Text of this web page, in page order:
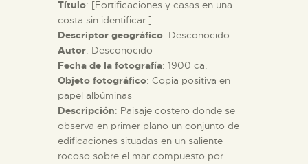
DIDÁCTICA
ESPAÑOL
Título: [Fortificaciones y casas en una
costa sin identificar.]
Descriptor geográfico: Desconocido
Autor: Desconocido
Fecha de la fotografía: 1900 ca.
Objeto fotográfico: Copia positiva en
papel albúminas
Descripción: Paisaje costero donde se
observa en primer plano un conjunto de
edificaciones situadas en un saliente
rocoso sobre el mar compuesto por